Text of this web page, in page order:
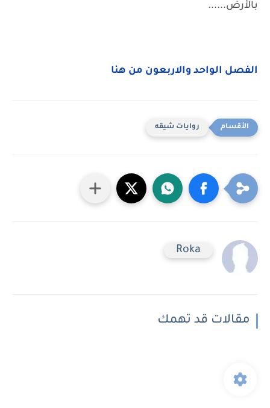
بالأرض......
الفصل الواحد والاربعون من هنا
روايات شيقه
Roka
مقالات قد تهمك